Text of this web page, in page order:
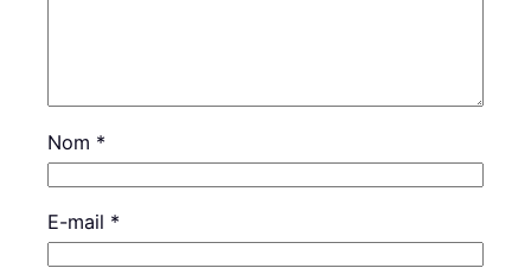
Nom *
E-mail *